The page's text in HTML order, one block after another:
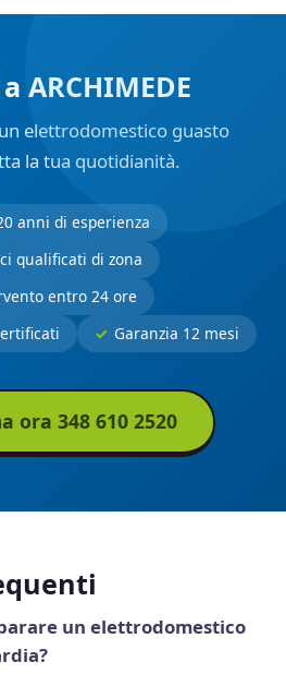
ARCHIMEDE
elettrodomestico guasto
la tua quotidianità.
anni di esperienza
qualificati di zona
entro 24 ore
Garanzia 12 mesi
ora 348 610 2520
un elettrodomestico